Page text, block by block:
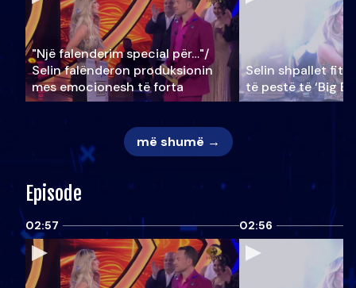
"Një falenderim special për…"/
Selin falënderon produksionin
mes emocionesh të forta
Selin shpallet
të pestë të ‘Big
më shumë →
Episode
02:57 02:56